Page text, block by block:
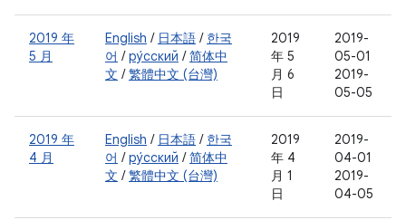
2019 年
5 月
English / 日本語 / 한국
어 /ру́сский /简体中
文 /繁體中文 (台灣)
2019
年 5
月 6
日
2019-
05-01
2019-
05-05
2019 年
4 月
English / 日本語 / 한국
어 /ру́сский /简体中
文 /繁體中文 (台灣)
2019
年 4
月 1
日
2019-
04-01
2019-
04-05